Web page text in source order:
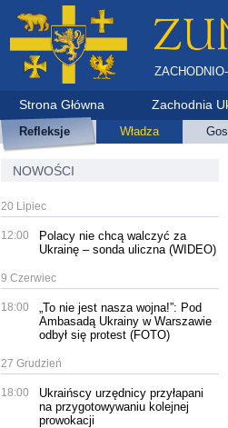
Strona Główna Zachodnia
Refleksje Władza
NOWOŚCI
20 Lipiec
12:00
Polacy nie chcą walczyć za
Ukrainę – sonda uliczna (WIDEO)
9 Czerwiec
18:00
„To nie jest nasza wojna!”: Pod
Ambasadą Ukrainy w Warszawie
odbył się protest (FOTO)
27 Grudzień
18:00
Ukraińscy urzędnicy przyłapani
na przygotowywaniu kolejnej
prowokacji